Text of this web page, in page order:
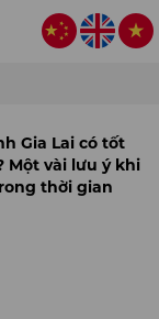
Gia Lai có tốt
Một vài lưu ý khi
thời gian